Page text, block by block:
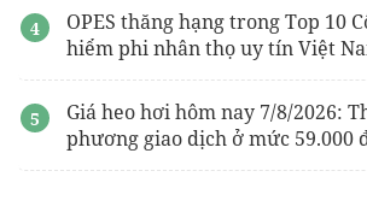
OPES thăng hạng trong Top 10
hiểm phi nhân thọ uy tín Việt
Giá heo hơi hôm nay 7/8/2026:
phương giao dịch ở mức 59.000